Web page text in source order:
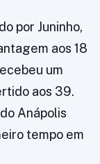
por Juninho,
aos 18
um
aos 39.
Anápolis
tempo em